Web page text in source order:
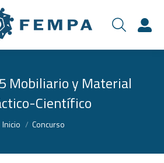
Mobiliario y Material
Científico
Estás aquí:
Inicio Concurso